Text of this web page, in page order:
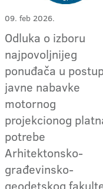
09. feb 2026.
Odluka o izboru
najpovoljnijeg
ponuđača u
javne nabavke
motornog
projekcionog
potrebe
Arhitektonsko-
građevinsko-
geodetskog